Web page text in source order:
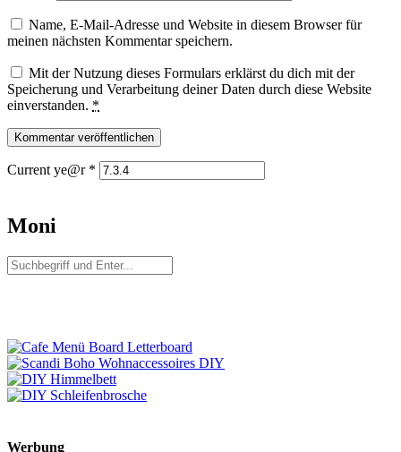
Name, E-Mail-Adresse und Website in diesem Browser für
meinen nächsten Kommentar speichern.
Mit der Nutzung dieses Formulars erklärst du dich mit der
Speicherung und Verarbeitung deiner Daten durch diese Website
einverstanden. *
Current ye@r *
Moni
Werbung